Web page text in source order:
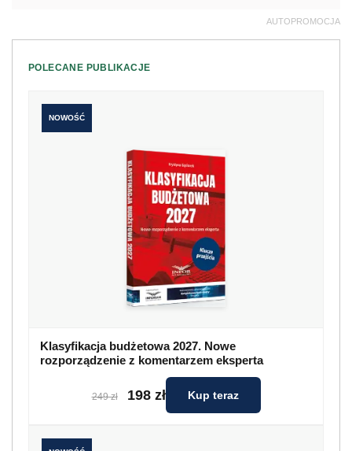
AUTOPROMOCJA
POLECANE PUBLIKACJE
NOWOŚĆ
Klasyfikacja budżetowa 2027. Nowe
rozporządzenie z komentarzem eksperta
249 zł 198 zł Kup teraz